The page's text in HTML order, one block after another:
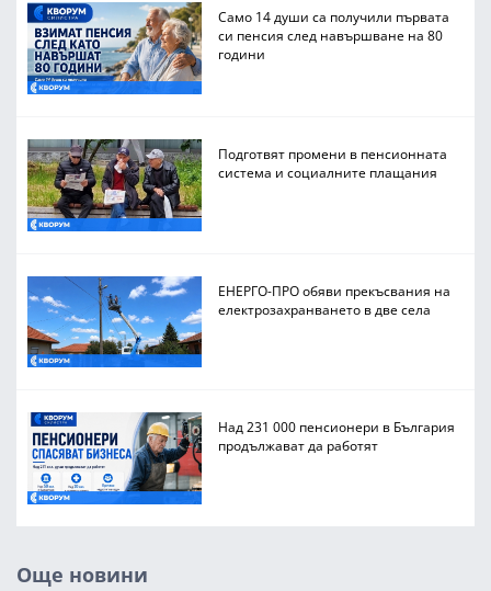
Само 14 души са получили първата
си пенсия след навършване на 80
години
Подготвят промени в пенсионната
система и социалните плащания
ЕНЕРГО-ПРО обяви прекъсвания на
електрозахранването в две села
Над 231 000 пенсионери в България
продължават да работят
Още новини